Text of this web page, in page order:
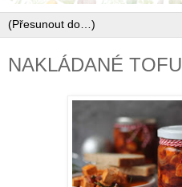
NAKLÁDANÉ TOFU